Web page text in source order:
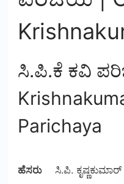
ಸಿ.ಪಿ.ಕೆ ಕವಿ
Parichaya
ಹೆಸರು ಸಿ.ಪಿ.